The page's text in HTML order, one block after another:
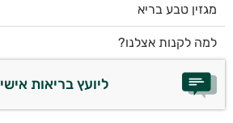
מגזין טבע בריא
למה לקנות אצלנו?
ליועץ בריאות אישי AI